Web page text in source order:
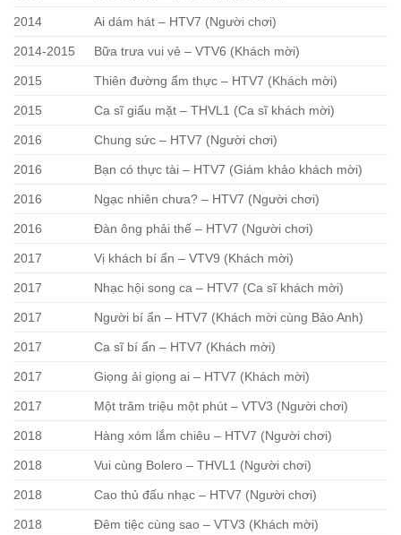
2014 Ai dám hát – HTV7 (Người chơi)
2014-2015 Bữa trưa vui vẻ – VTV6 (Khách mời)
2015 Thiên đường ẩm thực – HTV7 (Khách mời)
2015 Ca sĩ giấu mặt – THVL1 (Ca sĩ khách mời)
2016 Chung sức – HTV7 (Người chơi)
2016 Bạn có thực tài – HTV7 (Giám khảo khách mời)
2016 Ngạc nhiên chưa? – HTV7 (Người chơi)
2016 Đàn ông phải thế – HTV7 (Người chơi)
2017 Vị khách bí ẩn – VTV9 (Khách mời)
2017 Nhạc hội song ca – HTV7 (Ca sĩ khách mời)
2017 Người bí ẩn – HTV7 (Khách mời cùng Bảo Anh)
2017 Ca sĩ bí ẩn – HTV7 (Khách mời)
2017 Giọng ải giọng ai – HTV7 (Khách mời)
2017 Một trăm triệu một phút – VTV3 (Người chơi)
2018 Hàng xóm lắm chiêu – HTV7 (Người chơi)
2018 Vui cùng Bolero – THVL1 (Người chơi)
2018 Cao thủ đấu nhạc – HTV7 (Người chơi)
2018 Đêm tiệc cùng sao – VTV3 (Khách mời)